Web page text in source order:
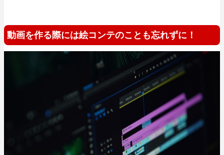
動画を作る際には絵コンテのことも忘れずに！